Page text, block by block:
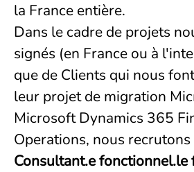
la France entière.
Dans le cadre de projets
signés (en France ou à
que de Clients qui nous
leur projet de migration
Microsoft Dynamics 365
Operations, nous recrutons
Consultant.e fonctionnel.le